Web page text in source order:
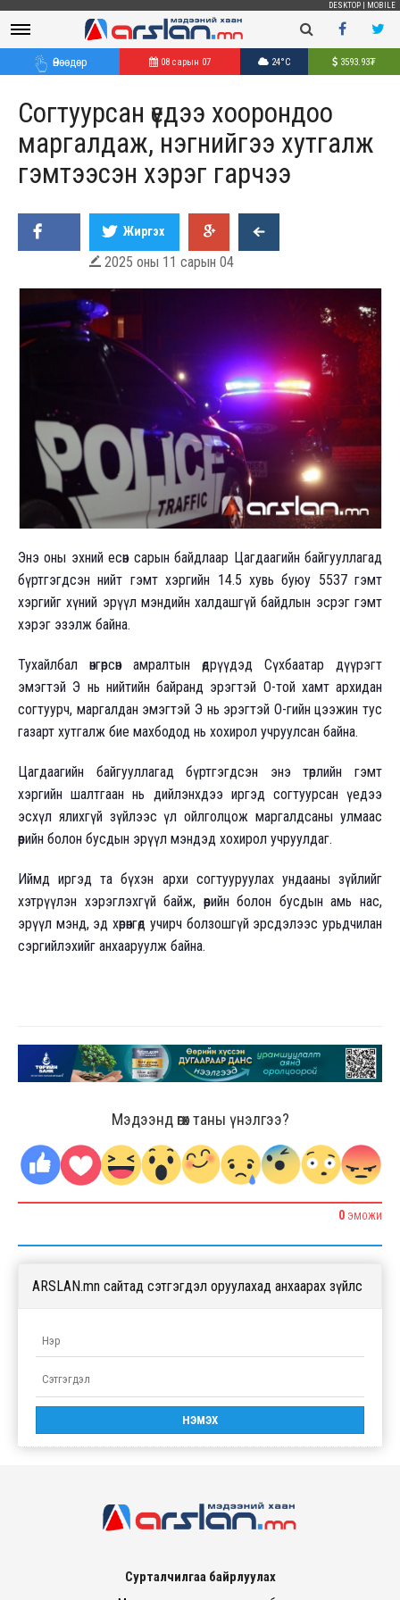
DESKTOP MOBILE
Өнөөдөр 08 сарын 07 24°C 3593.93₮
Согтуурсан үедээ хоорондоо
маргалдаж, нэгнийгээ хутгалж
гэмтээсэн хэрэг гарчээ
Жиргэх
 2025 оны 11 сарын 04
Энэ оны эхний есөн сарын байдлаар Цагдаагийн байгууллагад
бүртгэгдсэн нийт гэмт хэргийн 14.5 хувь буюу 5537 гэмт
хэргийг хүний эрүүл мэндийн халдашгүй байдлын эсрэг гэмт
хэрэг эзэлж байна.
Тухайлбал өнгөрсөн амралтын өдрүүдэд Сүхбаатар дүүрэгт
эмэгтэй Э нь нийтийн байранд эрэгтэй О-той хамт архидан
согтуурч, маргалдан эмэгтэй Э нь эрэгтэй О-гийн цээжин тус
газарт хутгалж бие махбодод нь хохирол учруулсан байна.
Цагдаагийн байгууллагад бүртгэгдсэн энэ төрлийн гэмт
хэргийн шалтгаан нь дийлэнхдээ иргэд согтуурсан үедээ
эсхүл ялихгүй зүйлээс үл ойлголцож маргалдсаны улмаас
өөрийн болон бусдын эрүүл мэндэд хохирол учруулдаг.
Иймд иргэд та бүхэн архи согтууруулах ундааны зүйлийг
хэтрүүлэн хэрэглэхгүй байж, өөрийн болон бусдын амь нас,
эрүүл мэнд, эд хөрөнгөд учирч болзошгүй эрсдэлээс урьдчилан
сэргийлэхийг анхааруулж байна.
Мэдээнд өгөх таны үнэлгээ?
0 ЭМОЖИ
ARSLAN.mn сайтад сэтгэгдэл оруулахад анхаарах зүйлс
Сурталчилгаа байрлуулах